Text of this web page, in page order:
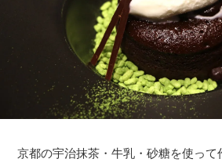
京都の宇治抹茶・牛乳・砂糖を使って